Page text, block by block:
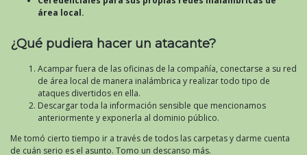
área local.
¿Qué pudiera hacer un atacante?
Acampar fuera de las oficinas de la compañía, conectarse a su red
de área local de manera inalámbrica y realizar todo tipo de
ataques divertidos en ella.
Descargar toda la información sensible que mencionamos
anteriormente y exponerla al dominio público.
Me tomó cierto tiempo ir a través de todos las carpetas y darme cuenta
de cuán serio es el asunto. Tomo un descanso más.